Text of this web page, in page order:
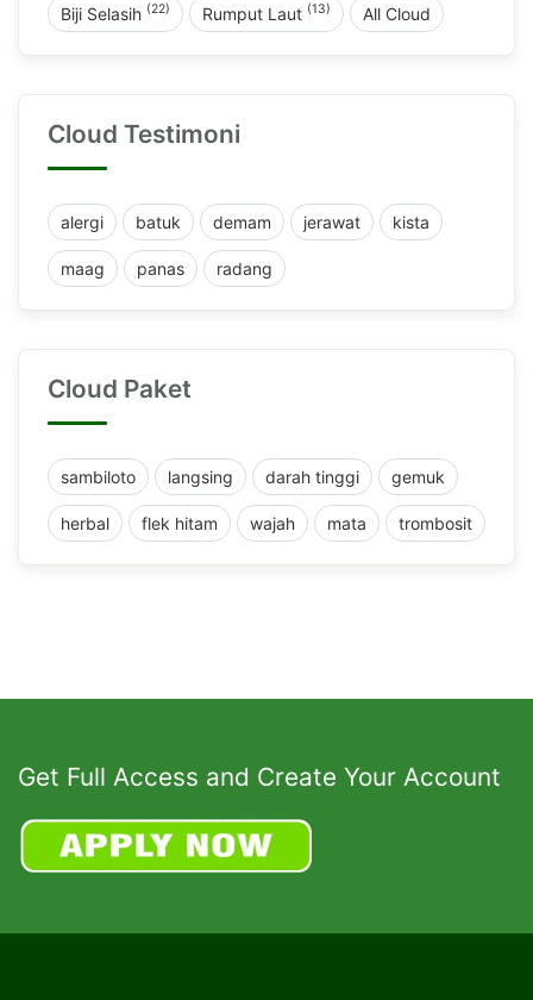
Biji Selasih (22) Rumput Laut (13) All Cloud
Cloud Testimoni
alergi batuk demam jerawat kista
maag panas radang
Cloud Paket
sambiloto langsing darah tinggi gemuk
herbal flek hitam wajah mata trombosit
Get Full Access and Create Your Account